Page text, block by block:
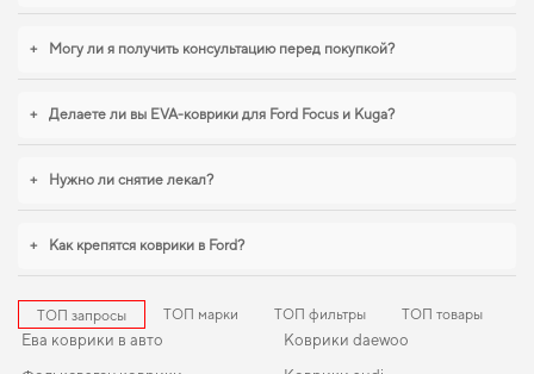
+ Могу ли я получить консультацию перед покупкой?
+ Делаете ли вы EVA-коврики для Ford Focus и Kuga?
+ Нужно ли снятие лекал?
+ Как крепятся коврики в Ford?
ТОП запросы ТОП марки ТОП фильтры ТОП товары
Ева коврики в авто
Коврики daewoo